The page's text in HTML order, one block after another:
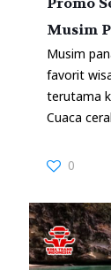
Musim
Musim
favorit
terutama
Cuaca
0